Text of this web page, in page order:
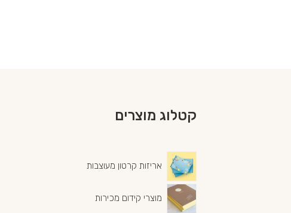
קטלוג מוצרים
אריזות קרטון מעוצבות
מוצרי קידום מכירות